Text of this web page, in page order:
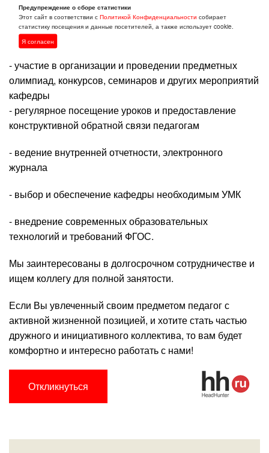
- мониторинг учебно-методической работы
- наставничество и обучение педагогов,
информирование о новых направлениях в
образовании
- участие в организации и проведении предметных
олимпиад, конкурсов, семинаров и других мероприятий
кафедры
- регулярное посещение уроков и предоставление
конструктивной обратной связи педагогам
- ведение внутренней отчетности, электронного
журнала
- выбор и обеспечение кафедры необходимым УМК
- внедрение современных образовательных
технологий и требований ФГОС.
Мы заинтересованы в долгосрочном сотрудничестве и
ищем коллегу для полной занятости.
Если Вы увлеченный своим предметом педагог с
активной жизненной позицией, и хотите стать частью
дружного и инициативного коллектива, то вам будет
комфортно и интересно работать с нами!
Откликнуться
Предупреждение о сборе статистики
Этот сайт в соответствии сПолитикой Конфиденциальности собирает
статистику посещения и данные посетителей, а также использует cookie.
Я согласен